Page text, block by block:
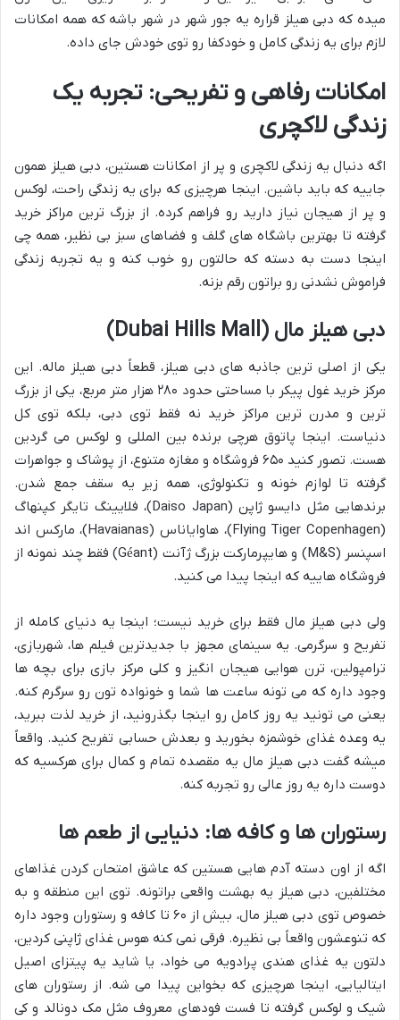
میده که دبی هیلز قراره یه جور شهر در شهر باشه که همه امکانات
لازم برای یه زندگی کامل و خودکفا رو توی خودش جای داده.
امکانات رفاهی و تفریحی: تجربه یک
زندگی لاکچری
اگه دنبال یه زندگی لاکچری و پر از امکانات هستین، دبی هیلز همون
جاییه که باید باشین. اینجا هرچیزی که برای یه زندگی راحت، لوکس
و پر از هیجان نیاز دارید رو فراهم کرده. از بزرگ ترین مراکز خرید
گرفته تا بهترین باشگاه های گلف و فضاهای سبز بی نظیر، همه چی
اینجا دست به دسته که حالتون رو خوب کنه و یه تجربه زندگی
فراموش نشدنی رو براتون رقم بزنه.
دبی هیلز مال (Dubai Hills Mall)
یکی از اصلی ترین جاذبه های دبی هیلز، قطعاً دبی هیلز ماله. این
مرکز خرید غول پیکر با مساحتی حدود ۲۸۰ هزار متر مربع، یکی از بزرگ
ترین و مدرن ترین مراکز خرید نه فقط توی دبی، بلکه توی کل
دنیاست. اینجا پاتوق هرچی برنده بین المللی و لوکس می گردین
هست. تصور کنید ۶۵۰ فروشگاه و مغازه متنوع، از پوشاک و جواهرات
گرفته تا لوازم خونه و تکنولوژی، همه زیر یه سقف جمع شدن.
برندهایی مثل دایسو ژاپن (Daiso Japan)، فلایینگ تایگر کپنهاگ
(Flying Tiger Copenhagen)، هاوایاناس (Havaianas)، مارکس اند
اسپنسر (M&S) و هایپرمارکت بزرگ ژآنت (Géant) فقط چند نمونه از
فروشگاه هاییه که اینجا پیدا می کنید.
ولی دبی هیلز مال فقط برای خرید نیست؛ اینجا یه دنیای کامله از
تفریح و سرگرمی. یه سینمای مجهز با جدیدترین فیلم ها، شهربازی،
ترامپولین، ترن هوایی هیجان انگیز و کلی مرکز بازی برای بچه ها
وجود داره که می تونه ساعت ها شما و خونواده تون رو سرگرم کنه.
یعنی می تونید یه روز کامل رو اینجا بگذرونید، از خرید لذت ببرید،
یه وعده غذای خوشمزه بخورید و بعدش حسابی تفریح کنید. واقعاً
میشه گفت دبی هیلز مال یه مقصده تمام و کمال برای هرکسیه که
دوست داره یه روز عالی رو تجربه کنه.
رستوران ها و کافه ها: دنیایی از طعم ها
اگه از اون دسته آدم هایی هستین که عاشق امتحان کردن غذاهای
مختلفین، دبی هیلز یه بهشت واقعی براتونه. توی این منطقه و به
خصوص توی دبی هیلز مال، بیش از ۶۰ تا کافه و رستوران وجود داره
که تنوعشون واقعاً بی نظیره. فرقی نمی کنه هوس غذای ژاپنی کردین،
دلتون یه غذای هندی پرادویه می خواد، یا شاید یه پیتزای اصیل
ایتالیایی، اینجا هرچیزی که بخواین پیدا می شه. از رستوران های
شیک و لوکس گرفته تا فست فودهای معروف مثل مک دونالد و کی